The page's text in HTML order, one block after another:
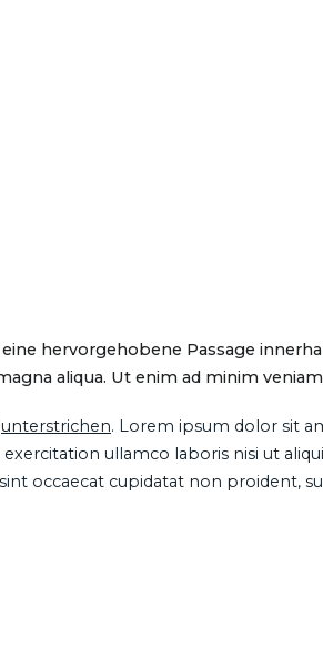
hervorgehobene Passage
aliqua. Ut enim ad minim
unterstrichen. Lorem ipsum dolor sit
ullamco laboris nisi ut
occaecat cupidatat non proident,